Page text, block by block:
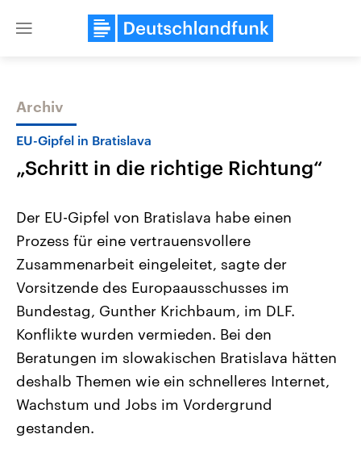
Close
Themen
USA
Aktuelle Beiträge, Analysen und
Hintergründe
Wirtschaftlich und militärisch
gehören die Vereinigten Staaten zu
mit großem Einfluss auf das
Nahostkonflikt
Aktuelle Lage und
Der Überfall der
Terrororganisation Hamas
Oktober 2023 auf Israel
Israel möchte die Hamas
Libanon vom Iran
Sendungen Programm Podcasts
Archiv
EU-Gipfel in Bratislava
„Schritt in die richtige Richtung“
Der EU-Gipfel von Bratislava habe einen
Prozess für eine vertrauensvollere
Zusammenarbeit eingeleitet, sagte der
Vorsitzende des Europaausschusses im
Bundestag, Gunther Krichbaum, im DLF.
Konflikte wurden vermieden. Bei den
Beratungen im slowakischen Bratislava hätten
deshalb Themen wie ein schnelleres Internet,
Wachstum und Jobs im Vordergrund
gestanden.